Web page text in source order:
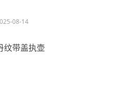
08-14
纹带盖执壶